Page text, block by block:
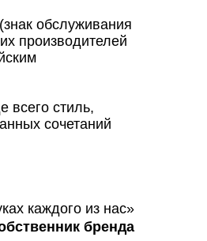
обслуживания
производителей
всего стиль,
сочетаний
каждого из нас»
бренда